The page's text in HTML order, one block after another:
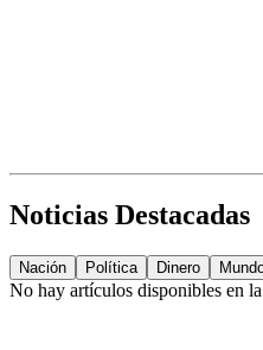
Noticias Destacadas
Nación Política Dinero
No hay artículos disponibles en